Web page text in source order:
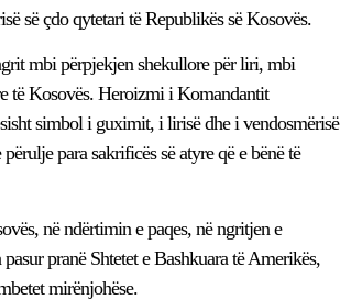
së çdo qytetari të Republikës së Kosovës.
mbi përpjekjen shekullore për liri, mbi
të Kosovës. Heroizmi i Komandantit
simbol i guximit, i lirisë dhe i vendosmërisë
para sakrificës së atyre që e bënë të
në ndërtimin e paqes, në ngritjen e
pranë Shtetet e Bashkuara të Amerikës,
mirënjohëse.